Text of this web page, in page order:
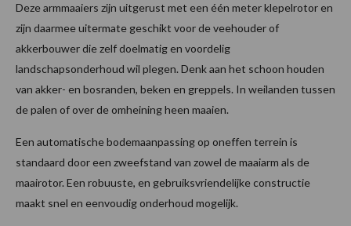
Deze armmaaiers zijn uitgerust met een één meter klepelrotor en
zijn daarmee uitermate geschikt voor de veehouder of
akkerbouwer die zelf doelmatig en voordelig
landschaps­onderhoud wil plegen. Denk aan het schoon houden
van akker- en bosranden, beken en greppels. In weilanden tussen
de palen of over de omheining heen maaien.
Een automatische bodemaanpassing op oneffen terrein is
standaard door een zweefstand van zowel de maaiarm als de
maairotor. Een robuuste, en gebruiksvriendelijke constructie
maakt snel en eenvoudig onderhoud mogelijk.